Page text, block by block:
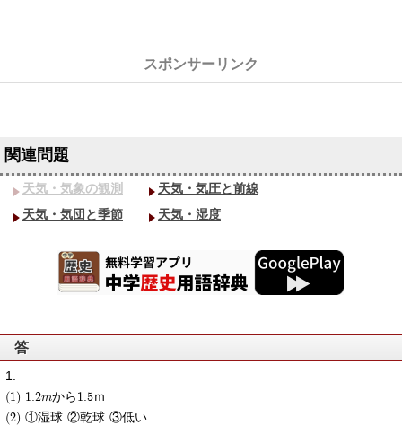
天気・気象の観測
天気・気圧と前線
天気・気団と季節
天気・湿度
答
(1) 1.2mから1.5ｍ
(2) ①湿球 ②乾球 ③低い